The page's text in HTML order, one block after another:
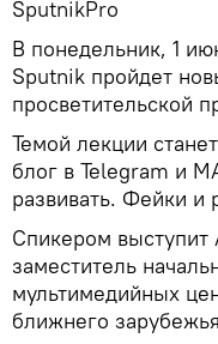
SputnikPro
В понедельник, 1
Sputnik пройдет
просветительской
Темой лекции
блог в Telegram и
развивать. Фейки и
Спикером выступит
заместитель
мультимедийных
ближнего